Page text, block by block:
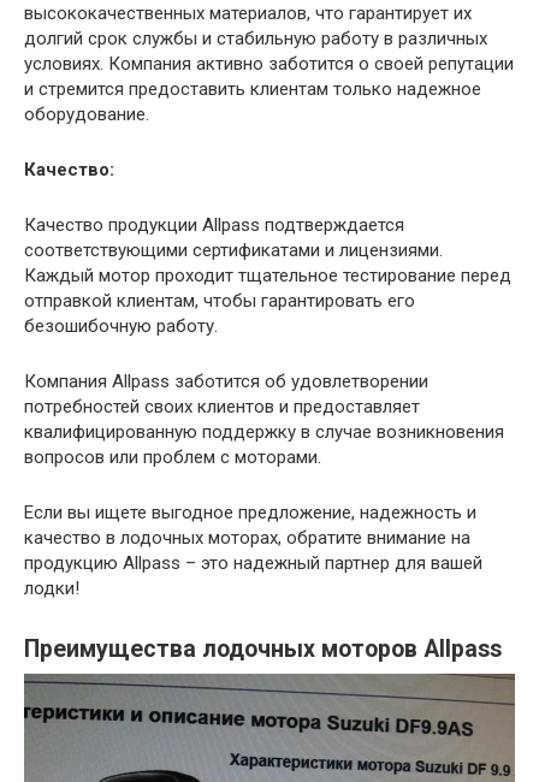
высококачественных материалов, что гарантирует их
долгий срок службы и стабильную работу в различных
условиях. Компания активно заботится о своей репутации
и стремится предоставить клиентам только надежное
оборудование.
Качество:
Качество продукции Allpass подтверждается
соответствующими сертификатами и лицензиями.
Каждый мотор проходит тщательное тестирование перед
отправкой клиентам, чтобы гарантировать его
безошибочную работу.
Компания Allpass заботится об удовлетворении
потребностей своих клиентов и предоставляет
квалифицированную поддержку в случае возникновения
вопросов или проблем с моторами.
Если вы ищете выгодное предложение, надежность и
качество в лодочных моторах, обратите внимание на
продукцию Allpass – это надежный партнер для вашей
лодки!
Преимущества лодочных моторов Allpass